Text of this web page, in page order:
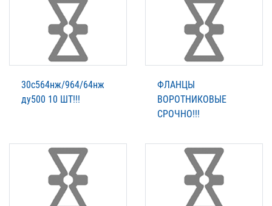
30с564нж/964/64нж
ду500 10 ШТ!!!
ФЛАНЦЫ
ВОРОТНИКОВЫЕ
СРОЧНО!!!